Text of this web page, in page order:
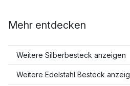
Mehr entdecken
Weitere Silberbesteck anzeigen
Weitere Edelstahl Besteck